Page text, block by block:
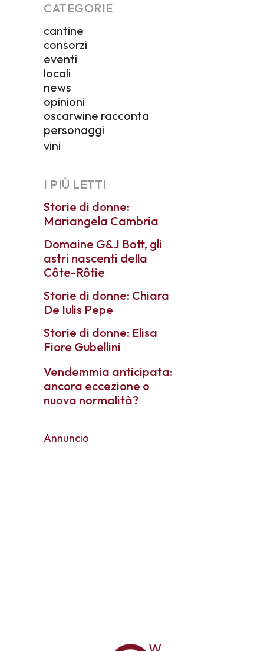
CATEGORIE
cantine
consorzi
eventi
locali
news
opinioni
oscarwine racconta
personaggi
vini
I PIÙ LETTI
Storie di donne:
Mariangela Cambria
Domaine G&J Bott, gli
astri nascenti della
Côte-Rôtie
Storie di donne: Chiara
De Iulis Pepe
Storie di donne: Elisa
Fiore Gubellini
Vendemmia anticipata:
ancora eccezione o
nuova normalità?
Annuncio